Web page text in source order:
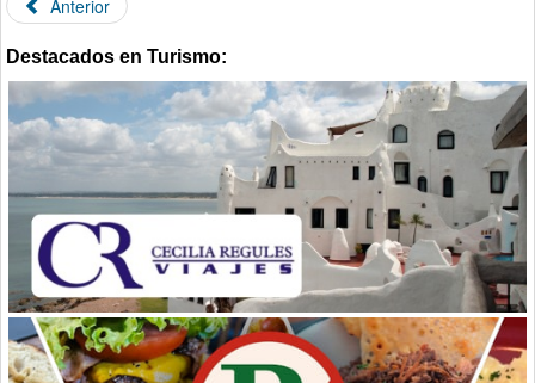
Anterior
Destacados en Turismo: